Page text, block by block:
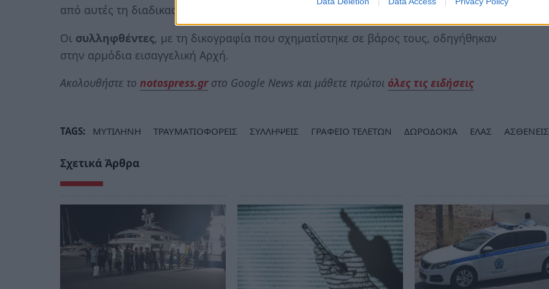
από αυτές τη διαδικασία ταφής είχε αναλάβει το γραφείο τελετών του ιδιώτη.
Οι συλληφθέντες, με τη δικογραφία που σχηματίστηκε σε βάρος τους, οδηγήθηκαν
στην αρμόδια εισαγγελική Αρχή.
Ακολουθήστε το notospress.grστο Google News και μάθετε πρώτοι όλες τις ειδήσεις
TAGS: ΜΥΤΙΛΗΝΗ ΤΡΑΥΜΑΤΙΟΦΟΡΕΙΣ ΣΥΛΛΗΨΕΙΣ ΓΡΑΦΕΙΟ ΤΕΛΕΤΩΝ ΔΩΡΟΔΟΚΙΑ ΕΛΑΣ ΑΣΘΕΝΕΙΣ
Σχετικά Άρθρα